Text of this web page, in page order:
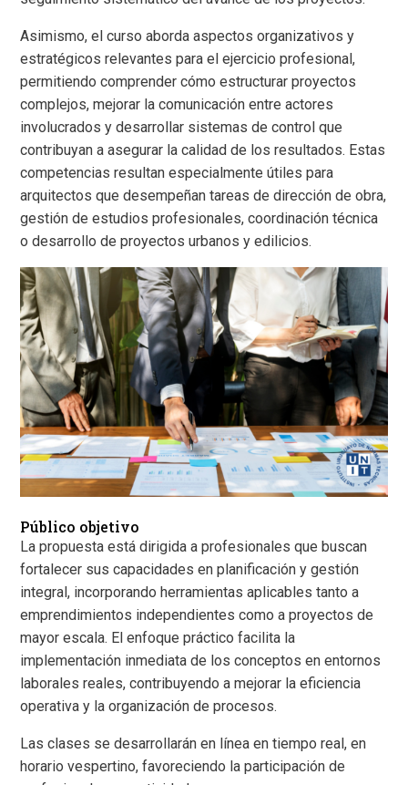
Asimismo, el curso aborda aspectos organizativos y
estratégicos relevantes para el ejercicio profesional,
permitiendo comprender cómo estructurar proyectos
complejos, mejorar la comunicación entre actores
involucrados y desarrollar sistemas de control que
contribuyan a asegurar la calidad de los resultados. Estas
competencias resultan especialmente útiles para
arquitectos que desempeñan tareas de dirección de obra,
gestión de estudios profesionales, coordinación técnica
o desarrollo de proyectos urbanos y edilicios.
Público objetivo
La propuesta está dirigida a profesionales que buscan
fortalecer sus capacidades en planificación y gestión
integral, incorporando herramientas aplicables tanto a
emprendimientos independientes como a proyectos de
mayor escala. El enfoque práctico facilita la
implementación inmediata de los conceptos en entornos
laborales reales, contribuyendo a mejorar la eficiencia
operativa y la organización de procesos.
Las clases se desarrollarán en línea en tiempo real, en
horario vespertino, favoreciendo la participación de